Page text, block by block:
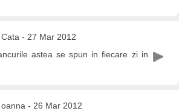
Cata - 27 Mar 2012
astea se spun in fiecare zi in
oanna - 26 Mar 2012